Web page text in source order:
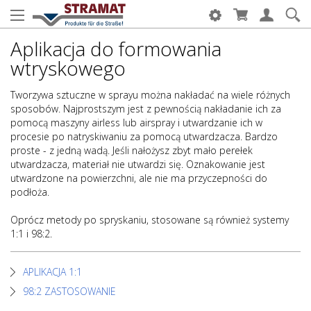
Aplikacja do formowania
wtryskowego
Tworzywa sztuczne w sprayu można nakładać na wiele różnych
sposobów. Najprostszym jest z pewnością nakładanie ich za
pomocą maszyny airless lub airspray i utwardzanie ich w
procesie po natryskiwaniu za pomocą utwardzacza. Bardzo
proste - z jedną wadą. Jeśli nałożysz zbyt mało perełek
utwardzacza, materiał nie utwardzi się. Oznakowanie jest
utwardzone na powierzchni, ale nie ma przyczepności do
podłoża.
Oprócz metody po spryskaniu, stosowane są również systemy
1:1 i 98:2.
APLIKACJA 1:1
98:2 ZASTOSOWANIE